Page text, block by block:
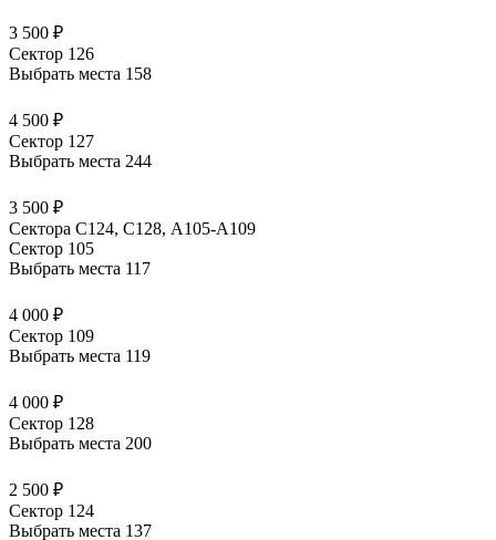
3 500 ₽
Сектор 126
Выбрать места 158
4 500 ₽
Сектор 127
Выбрать места 244
3 500 ₽
Сектора C124, C128, А105-А109
Сектор 105
Выбрать места 117
4 000 ₽
Сектор 109
Выбрать места 119
4 000 ₽
Сектор 128
Выбрать места 200
2 500 ₽
Сектор 124
Выбрать места 137